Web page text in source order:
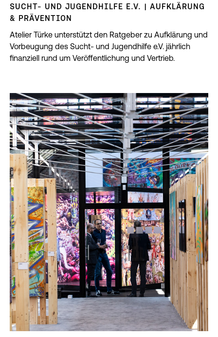
SUCHT- UND JUGENDHILFE E.V. | AUFKLÄRUNG
& PRÄVENTION
Atelier Türke unterstützt den Ratgeber zu Aufklärung und
Vorbeugung des Sucht- und Jugendhilfe e.V. jährlich
finanziell rund um Veröffentlichung und Vertrieb.